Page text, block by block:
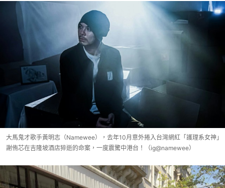
大馬鬼才歌手黃明志（Namewee），去年10月意外捲入台灣網紅「護理系女神」
謝侑芯在吉隆坡酒店猝逝的命案，一度震驚中港台！（ig@namewee）